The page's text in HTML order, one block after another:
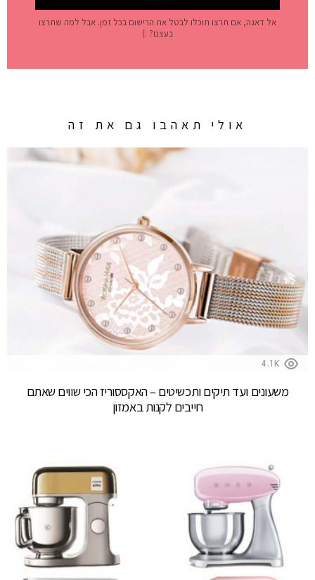
אל דאגה, אם תרצו תוכלו לבטל את הרישום בכל זמן. אבל למה שתרצו
בעצם? :)
אולי תאהבו גם את זה
4.1K
משעונים ועד תיקים ותכשיטים – האקססוריז הכי שווים שאתם
חייבים לקנות באמזון